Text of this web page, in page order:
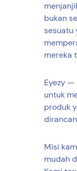
bukan
sesuatu
mereka
Eyezy —
untuk
produk
Misi
mudah